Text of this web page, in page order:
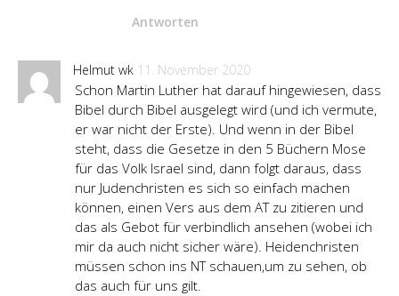
Antworten
Helmut wk 11. November 2020
Schon Martin Luther hat darauf hingewiesen, dass
Bibel durch Bibel ausgelegt wird (und ich vermute,
er war nicht der Erste). Und wenn in der Bibel
steht, dass die Gesetze in den 5 Büchern Mose
für das Volk Israel sind, dann folgt daraus, dass
nur Judenchristen es sich so einfach machen
können, einen Vers aus dem AT zu zitieren und
das als Gebot für verbindlich ansehen (wobei ich
mir da auch nicht sicher wäre). Heidenchristen
müssen schon ins NT schauen,um zu sehen, ob
das auch für uns gilt.